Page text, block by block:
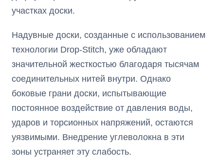
участках доски.
Надувные доски, созданные с использованием
технологии Drop-Stitch, уже обладают
значительной жесткостью благодаря тысячам
соединительных нитей внутри. Однако
боковые грани доски, испытывающие
постоянное воздействие от давления воды,
ударов и торсионных напряжений, остаются
уязвимыми. Внедрение углеволокна в эти
зоны устраняет эту слабость.